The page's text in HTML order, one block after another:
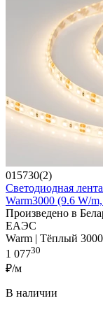
015730(2)
Светодиодная
Warm3000 (9.6 W/
Произведено в
ЕАЭС
Warm | Тёплый
1 07730
₽/м
В наличии